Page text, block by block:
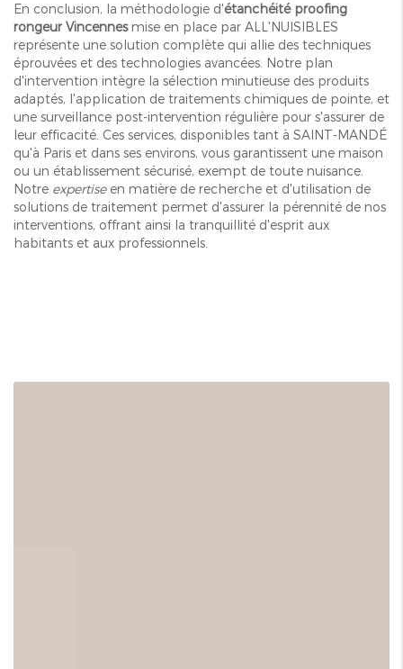
En conclusion, la méthodologie d'étanchéité proofing
rongeur Vincennesmise en place par ALL'NUISIBLES
représente une solution complète qui allie des techniques
éprouvées et des technologies avancées. Notre plan
d'intervention intègre la sélection minutieuse des produits
adaptés, l'application de traitements chimiques de pointe, et
une surveillance post-intervention régulière pour s'assurer de
leur efficacité. Ces services, disponibles tant à SAINT-MANDÉ
qu'à Paris et dans ses environs, vous garantissent une maison
ou un établissement sécurisé, exempt de toute nuisance.
Notre expertiseen matière de recherche et d'utilisation de
solutions de traitement permet d'assurer la pérennité de nos
interventions, offrant ainsi la tranquillité d'esprit aux
habitants et aux professionnels.